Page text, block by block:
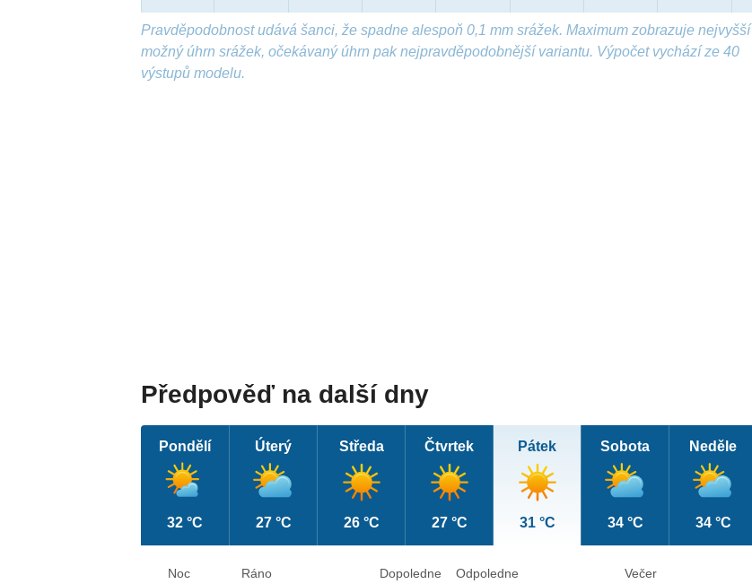
Pravděpodobnost udává šanci, že spadne alespoň 0,1 mm srážek. Maximum zobrazuje nejvyšší
možný úhrn srážek, očekávaný úhrn pak nejpravděpodobnější variantu. Výpočet vychází ze 40
výstupů modelu.
Předpověď na další dny
Pondělí
32 °C
Úterý
27 °C
Středa
26 °C
Čtvrtek
27 °C
Pátek
31 °C
Sobota
34 °C
Neděle
34 °C
Noc Ráno Dopoledne Odpoledne Večer